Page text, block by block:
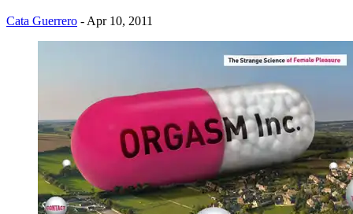
Cata Guerrero - Apr 10, 2011